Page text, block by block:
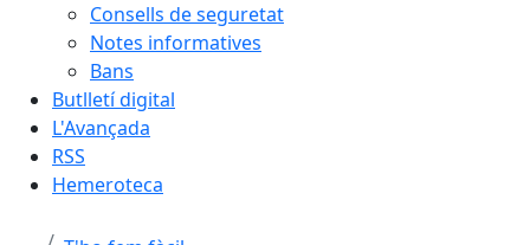
Consells de seguretat
Notes informatives
Bans
Butlletí digital
L'Avançada
RSS
Hemeroteca